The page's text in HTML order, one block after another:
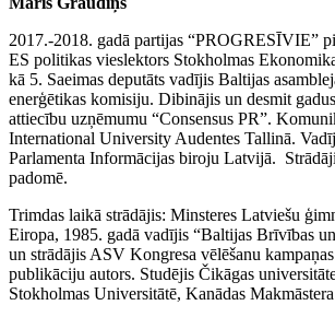
2017.-2018. gadā partijas “PROGRESĪVIE”
ES politikas vieslektors Stokholmas
kā 5. Saeimas deputāts vadījis Baltijas
enerģētikas komisiju. Dibinājis un desmit
attiecību uzņēmumu “Consensus PR”.
International University Audentes Tallinā.
Parlamenta Informācijas biroju Latvijā.
padomē.
Trimdas laikā strādājis: Minsteres Latviešu
Eiropa, 1985. gadā vadījis “Baltijas Brīvības
un strādājis ASV Kongresa vēlēšanu
publikāciju autors. Studējis Čikāgas
Stokholmas Universitātē, Kanādas